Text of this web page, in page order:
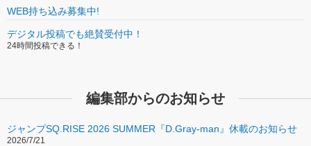
WEB持ち込み募集中!
デジタル投稿でも絶賛受付中！
24時間投稿できる！
編集部からのお知らせ
ジャンプSQ.RISE 2026 SUMMER『D.Gray-man』休載のお知らせ
2026/7/21